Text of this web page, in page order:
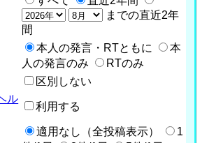
までの直近2年
間
本人の発言・RTともに
本
人の発言のみ
RTのみ
区別しない
ル
利用する
適用なし（全投稿表示）
1